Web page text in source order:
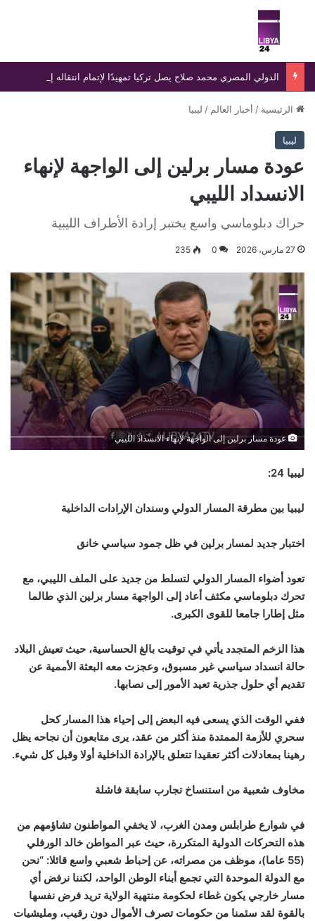
بحث عن
الرئيسية / أخبار العالم / ليبيا
ليبيا
عودة مسار برلين إلى الواجهة لإنهاء
الانسداد الليبي
حراك دبلوماسي واسع يختبر إرادة الأطراف الليبية
27 مارس، 2026 0
235
عودة مسار برلين إلى الواجهة لإنهاء الانسداد الليبي
ليبيا 24:
ليبيا بين مطرقة المسار الدولي وسندان الإرادات الداخلية
اختبار جديد لمسار برلين في ظل جمود سياسي خانق
تعود أضواء المسار الدولي لتسلط من جديد على الملف الليبي، مع
تحرك دبلوماسي مكثف أعاد إلى الواجهة مسار برلين الذي طالما
مثل إطارا جامعا للقوى الكبرى.
هذا الزخم المتجدد يأتي في توقيت بالغ الحساسية، حيث تعيش البلاد
حالة انسداد سياسي غير مسبوق، وعجزت معه البعثة الأممية عن
تقديم أي حلول جذرية تعيد الأمور إلى نصابها.
ففي الوقت الذي يسعى فيه البعض إلى إحياء هذا المسار كحل
سحري للأزمة الممتدة منذ أكثر من عقد، يرى متابعون أن نجاحه يظل
رهينا بمعادلات أكثر تعقيدا تتعلق بالإرادة الداخلية أولا وقبل كل شيء.
مخاوف شعبية من استنساخ تجارب سابقة فاشلة
في شوارع طرابلس ومدن الغرب، لا يخفي المواطنون تشاؤمهم من
هذه التحركات الدولية المتكررة، حيث عبر المواطن خالد الورفلي
(55 عاما)، موظف من مصراته، عن إحباط شعبي واسع قائلا: “نحن
مع الدولة الموحدة التي تجمع أبناء الوطن الواحد، لكننا نرفض أي
مسار خارجي يكون غطاء لحكومة منتهية الولاية تريد فرض نفسها
بالقوة لقد سئمنا من حكومات تصرف الأموال دون رقيب، ومليشيات